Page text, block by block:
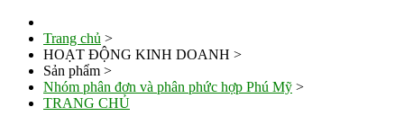
Trang chủ >
HOẠT ĐỘNG KINH DOANH >
Sản phẩm >
Nhóm phân đơn và phân phức hợp Phú Mỹ >
TRANG CHỦ